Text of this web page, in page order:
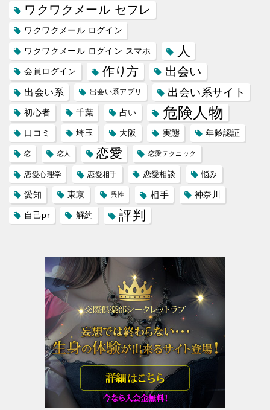
ワクワクメール セフレ
ワクワクメール ログイン
ワクワクメール ログイン スマホ 人
会員ログイン 作り方 出会い
出会い系 出会い系アプリ 出会い系サイト
初心者 千葉 占い 危険人物
口コミ 埼玉 大阪 実態 年齢認証
恋 恋人 恋愛 恋愛テクニック
恋愛心理学 恋愛相手 恋愛相談 悩み
愛知 東京 異性 相手 神奈川
自己pr 解約 評判